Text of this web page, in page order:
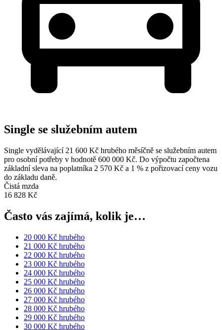
Single se služebním autem
Single vydělávající 21 600 Kč hrubého měsíčně se služebním autem
pro osobní potřeby v hodnotě 600 000 Kč. Do výpočtu započtena
základní sleva na poplatníka 2 570 Kč a 1 % z pořizovací ceny vozu
do základu daně.
Čistá mzda
16 828 Kč
Často vás zajímá, kolik je…
20 000 Kč hrubého
21 000 Kč hrubého
22 000 Kč hrubého
23 000 Kč hrubého
24 000 Kč hrubého
25 000 Kč hrubého
26 000 Kč hrubého
27 000 Kč hrubého
28 000 Kč hrubého
29 000 Kč hrubého
30 000 Kč hrubého